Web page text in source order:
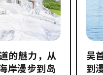
的魅力，从
岸漫步到岛
吴
到